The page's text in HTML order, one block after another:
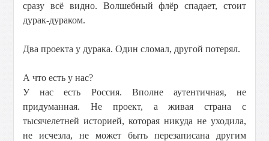
сразу всё видно. Волшебный флёр спадает, стоит
дурак-дураком.
Два проекта у дурака. Один сломал, другой потерял.
А что есть у нас?
У нас есть Россия. Вполне аутентичная, не
придуманная. Не проект, а живая страна с
тысячелетней историей, которая никуда не уходила,
не исчезла, не может быть перезаписана другим